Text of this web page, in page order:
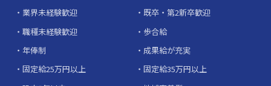
業界未経験歓迎
既卒・第2新卒歓迎
職種未経験歓迎
歩合給
年俸制
成果給が充実
固定給25万円以上
固定給35万円以上